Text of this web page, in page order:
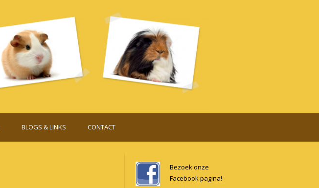
BLOGS & LINKS CONTACT
Bezoek onze
Facebook pagina!